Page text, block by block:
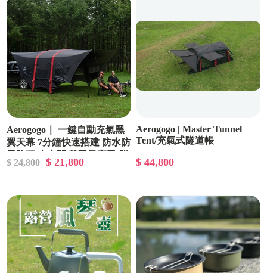
Aerogogo｜ 一鍵自動充氣黑
翼天幕 7分鐘快速搭建 防水防
贈GIGA PUMP 80充氣幫浦)
$ 24,800 $ 21,800
Aerogogo | Master Tunnel
Tent/充氣式隧道帳
$ 44,800